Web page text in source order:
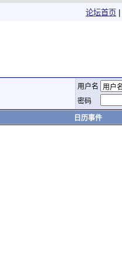
论坛首页
用户名
密码
日历事件